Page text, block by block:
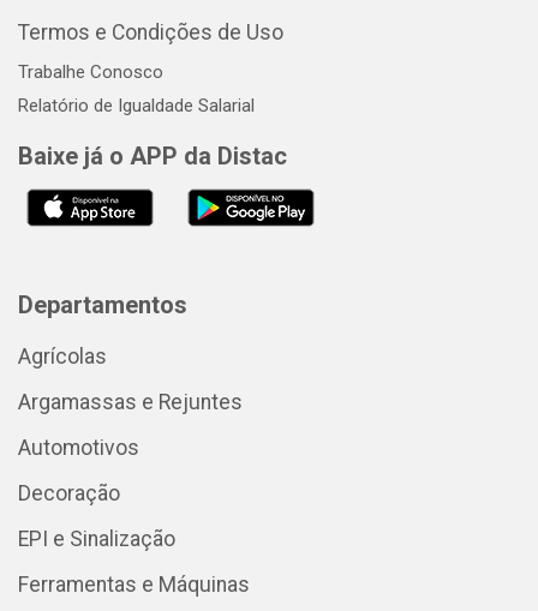
Termos e Condições de Uso
Trabalhe Conosco
Relatório de Igualdade Salarial
Baixe já o APP da Distac
Departamentos
Agrícolas
Argamassas e Rejuntes
Automotivos
Decoração
EPI e Sinalização
Ferramentas e Máquinas